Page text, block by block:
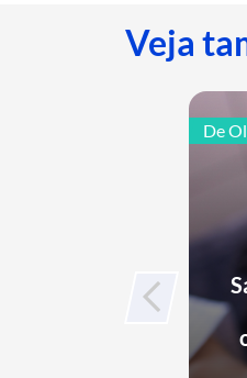
Veja
De